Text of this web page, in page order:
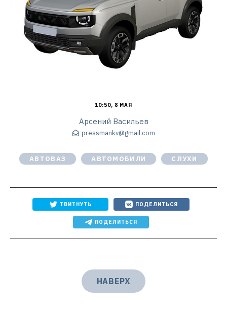
10:50, 8 МАЯ
Арсений Васильев
pressmankv@gmail.com
АВТОВАЗ АВТОМОБИЛИ СЛУХИ
ТВИТНУТЬ ПОДЕЛИТЬСЯ
ПОДЕЛИТЬСЯ
НАВЕРХ